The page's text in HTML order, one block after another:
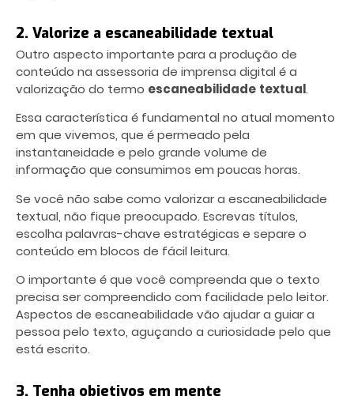
2. Valorize a escaneabilidade textual
Outro aspecto importante para a produção de
conteúdo na assessoria de imprensa digital é a
valorização do termo escaneabilidade textual.
Essa característica é fundamental no atual momento
em que vivemos, que é permeado pela
instantaneidade e pelo grande volume de
informação que consumimos em poucas horas.
Se você não sabe como valorizar a escaneabilidade
textual, não fique preocupado. Escrevas títulos,
escolha palavras-chave estratégicas e separe o
conteúdo em blocos de fácil leitura.
O importante é que você compreenda que o texto
precisa ser compreendido com facilidade pelo leitor.
Aspectos de escaneabilidade vão ajudar a guiar a
pessoa pelo texto, aguçando a curiosidade pelo que
está escrito.
3. Tenha objetivos em mente